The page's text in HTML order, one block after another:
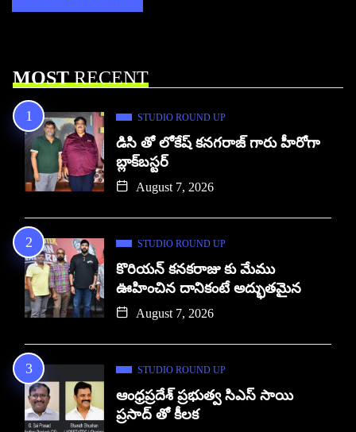
MOSTRECENT
STUDIO ROUND UP
డిసి తో లోకేష్ కనగరాజ్ గారు హీరోగా
బ్లాక్‌బస్టర్
August 7, 2026
STUDIO ROUND UP
కొరియన్ కనకరాజు కు మేము
ఊహించిన దానికంటే అద్భుతమైన
August 7, 2026
STUDIO ROUND UP
ఆంధ్రప్రదేశ్ ప్రభుత్వ సిఎస్ సాయి
ప్రసాద్ తో కీలక